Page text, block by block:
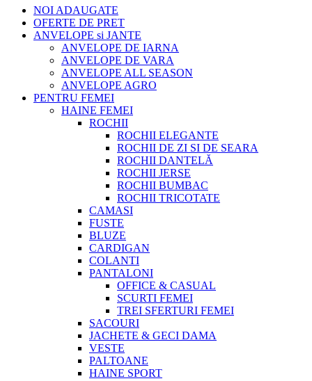
NOI ADAUGATE
OFERTE DE PRET
ANVELOPE si JANTE
ANVELOPE DE IARNA
ANVELOPE DE VARA
ANVELOPE ALL SEASON
ANVELOPE AGRO
PENTRU FEMEI
HAINE FEMEI
ROCHII
ROCHII ELEGANTE
ROCHII DE ZI SI DE SEARA
ROCHII DANTELĂ
ROCHII JERSE
ROCHII BUMBAC
ROCHII TRICOTATE
CAMASI
FUSTE
BLUZE
CARDIGAN
COLANTI
PANTALONI
OFFICE & CASUAL
SCURTI FEMEI
TREI SFERTURI FEMEI
SACOURI
JACHETE & GECI DAMA
VESTE
PALTOANE
HAINE SPORT